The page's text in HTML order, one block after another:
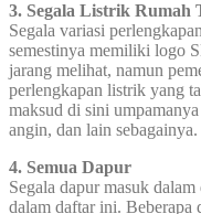
3. Segala Listrik Rumah
Segala variasi
semestinya memiliki logo
jarang melihat, namun
perlengkapan listrik yang
maksud di sini
angin, dan lain sebagainya.
4. Semua Dapur
Segala dapur masuk
dalam daftar ini. Beberapa